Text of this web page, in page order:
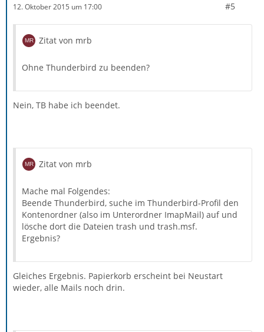
12. Oktober 2015 um 17:00 #5
Zitat von mrb
Ohne Thunderbird zu beenden?
Nein, TB habe ich beendet.
Zitat von mrb
Mache mal Folgendes:
Beende Thunderbird, suche im Thunderbird-Profil den
Kontenordner (also im Unterordner ImapMail) auf und
lösche dort die Dateien trash und trash.msf.
Ergebnis?
Gleiches Ergebnis. Papierkorb erscheint bei Neustart
wieder, alle Mails noch drin.